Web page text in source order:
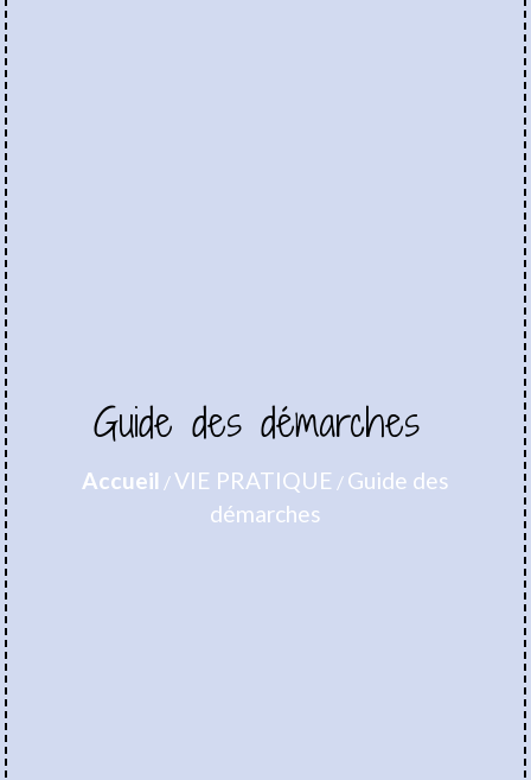
Guide des démarches
Accueil /VIE PRATIQUE / Guide des
démarches